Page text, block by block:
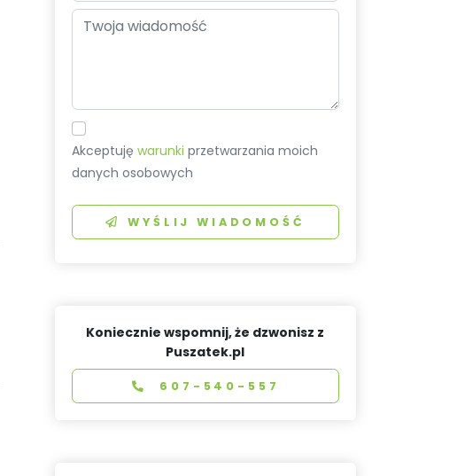
Akceptujęwarunki przetwarzania moich
danych osobowych
WYŚLIJ WIADOMOŚĆ
Koniecznie wspomnij, że dzwonisz z
Puszatek.pl
607-540-557